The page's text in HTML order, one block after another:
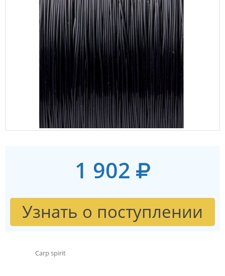
1 902
Узнать о поступлении
Carp spirit